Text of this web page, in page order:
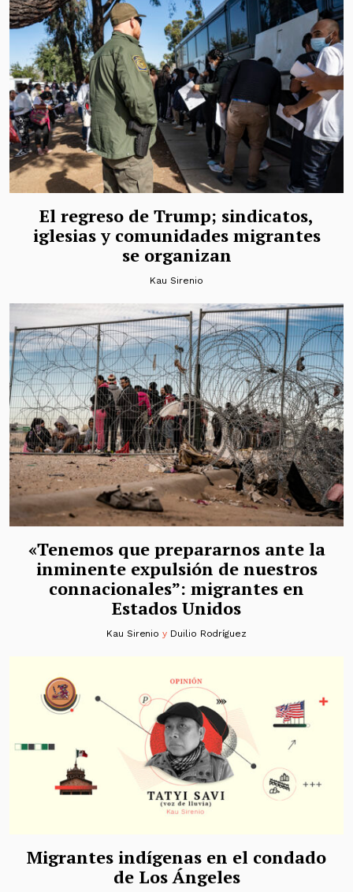
El regreso de Trump; sindicatos,
iglesias y comunidades migrantes
se organizan
Kau Sirenio
«Tenemos que prepararnos ante la
inminente expulsión de nuestros
connacionales”: migrantes en
Estados Unidos
Kau Sirenio y Duilio Rodríguez
Migrantes indígenas en el condado
de Los Ángeles